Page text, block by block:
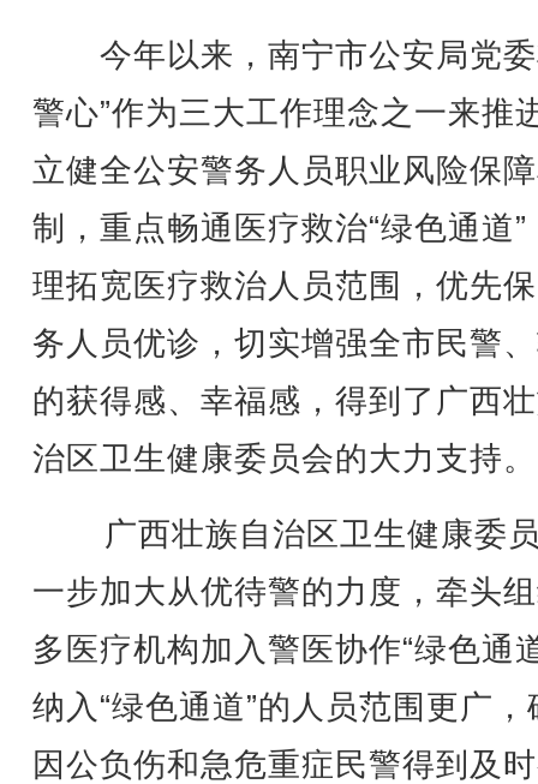
今年以来，南宁市公安局党委
警心”作为三大工作理念之一来推
立健全公安警务人员职业风险保
制，重点畅通医疗救治“绿色通道”
理拓宽医疗救治人员范围，优先
务人员优诊，切实增强全市民警
的获得感、幸福感，得到了广西
治区卫生健康委员会的大力支持。
广西壮族自治区卫生健康委
一步加大从优待警的力度，牵头
多医疗机构加入警医协作“绿色通
纳入“绿色通道”的人员范围更广，
因公负伤和急危重症民警得到及